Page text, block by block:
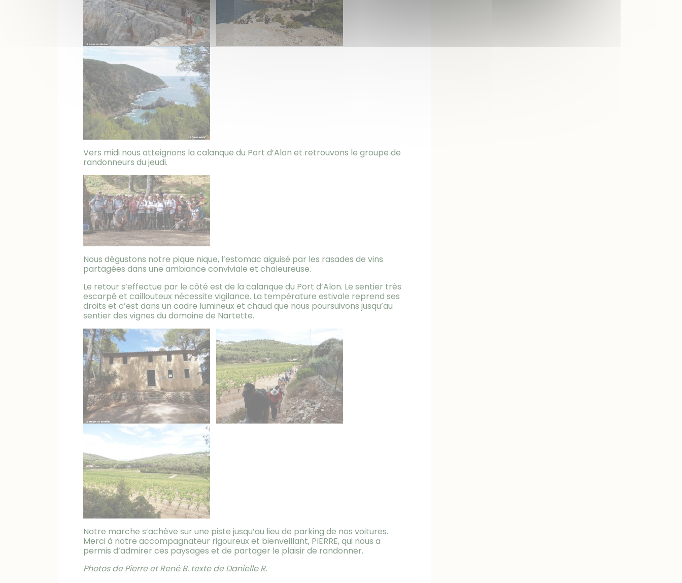
Vers midi nous atteignons la calanque du Port d’Alon et retrouvons le groupe de
randonneurs du jeudi.
Nous dégustons notre pique nique, l’estomac aiguisé par les rasades de vins
partagées dans une ambiance conviviale et chaleureuse.
Le retour s’effectue par le côté est de la calanque du Port d’Alon. Le sentier très
escarpé et caillouteux nécessite vigilance. La température estivale reprend ses
droits et c’est dans un cadre lumineux et chaud que nous poursuivons jusqu’au
sentier des vignes du domaine de Nartette.
Notre marche s’achève sur une piste jusqu’au lieu de parking de nos voitures.
Merci à notre accompagnateur rigoureux et bienveillant, PIERRE, qui nous a
permis d’admirer ces paysages et de partager le plaisir de randonner.
Photos de Pierre et René B. texte de Danielle R.